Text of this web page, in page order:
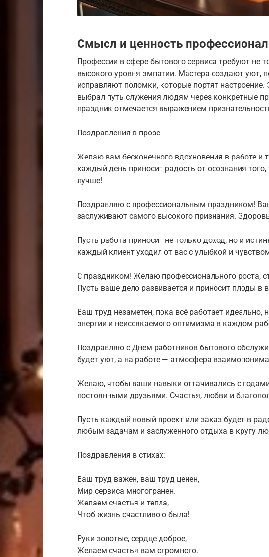
Смысл и ценность
Профессии в сфере бытового сервиса требуют не
высокого уровня эмпатии. Мастера создают уют,
исправляют поломки, которые портят настроение.
выбрал путь служения людям через конкретные
праздник отмечается выражением
Поздравления в прозе:
Желаю вам бесконечного вдохновения в работе и
каждый день приносит радость от осознания
лучше!
Поздравляю с профессиональным праздником!
заслуживают самого высокого признания.
Пусть работа приносит не только доход, но и
каждый клиент уходил от вас с улыбкой и
С праздником! Желаю профессионального роста,
Пусть ваше дело развивается и приносит плоды в
Ваш труд незаметен, пока всё работает
энергии и неиссякаемого оптимизма в каждом
Поздравляю с Днем работников бытового
будет уют, а на работе — атмосфера
Желаю, чтобы ваши навыки оттачивались с
постоянными друзьями. Счастья, любви и
Пусть каждый новый проект или заказ будет в
любым задачам и заслуженного отдыха в кругу
Поздравления в стихах:
Ваш труд важен, ваш труд ценен,
Мир сервиса многогранен.
Желаем счастья и тепла,
Чтоб жизнь счастливою была!
Руки золотые, сердце доброе,
Желаем счастья вам огромного.